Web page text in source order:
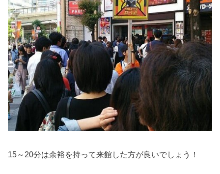
15～20分は余裕を持って来館した方が良いでしょう！